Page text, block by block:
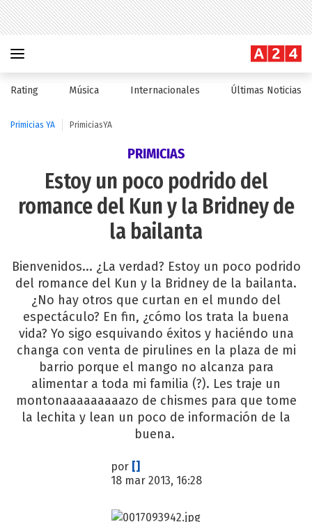
Rating Música Internacionales Últimas Noticias
Primicias YA PrimiciasYA
PRIMICIAS
Estoy un poco podrido del
romance del Kun y la Bridney de
la bailanta
Bienvenidos... ¿La verdad? Estoy un poco podrido
del romance del Kun y la Bridney de la bailanta.
¿No hay otros que curtan en el mundo del
espectáculo? En fin, ¿cómo los trata la buena
vida? Yo sigo esquivando éxitos y haciéndo una
changa con venta de pirulines en la plaza de mi
barrio porque el mango no alcanza para
alimentar a toda mi familia (?). Les traje un
montonaaaaaaaaazo de chismes para que tome
la lechita y lean un poco de información de la
buena.
por []
18 mar 2013, 16:28